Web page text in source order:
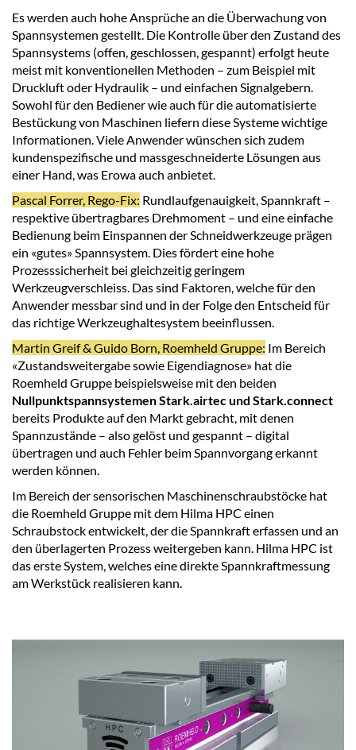
Es werden auch hohe Ansprüche an die Überwachung von
Spannsystemen gestellt. Die Kontrolle über den Zustand des
Spannsystems (offen, geschlossen, gespannt) erfolgt heute
meist mit konventionellen Methoden – zum Beispiel mit
Druckluft oder Hydraulik – und einfachen Signalgebern.
Sowohl für den Bediener wie auch für die automatisierte
Bestückung von Maschinen liefern diese Systeme wichtige
Informationen. Viele Anwender wünschen sich zudem
kundenspezifische und massgeschneiderte Lösungen aus
einer Hand, was Erowa auch anbietet.
Pascal Forrer, Rego-Fix: Rundlaufgenauigkeit, Spannkraft –
respektive übertragbares Drehmoment – und eine einfache
Bedienung beim Einspannen der Schneidwerkzeuge prägen
ein «gutes» Spannsystem. Dies fördert eine hohe
Prozesssicherheit bei gleichzeitig geringem
Werkzeugverschleiss. Das sind Faktoren, welche für den
Anwender messbar sind und in der Folge den Entscheid für
das richtige Werkzeughaltesystem beeinflussen.
Martin Greif & Guido Born, Roemheld Gruppe: Im Bereich
«Zustandsweitergabe sowie Eigendiagnose» hat die
Roemheld Gruppe beispielsweise mit den beiden
Nullpunktspannsystemen Stark.airtec und Stark.connect
bereits Produkte auf den Markt gebracht, mit denen
Spannzustände – also gelöst und gespannt – digital
übertragen und auch Fehler beim Spannvorgang erkannt
werden können.
Im Bereich der sensorischen Maschinenschraubstöcke hat
die Roemheld Gruppe mit dem Hilma HPC einen
Schraubstock entwickelt, der die Spannkraft erfassen und an
den überlagerten Prozess weitergeben kann. Hilma HPC ist
das erste System, welches eine direkte Spannkraftmessung
am Werkstück realisieren kann.